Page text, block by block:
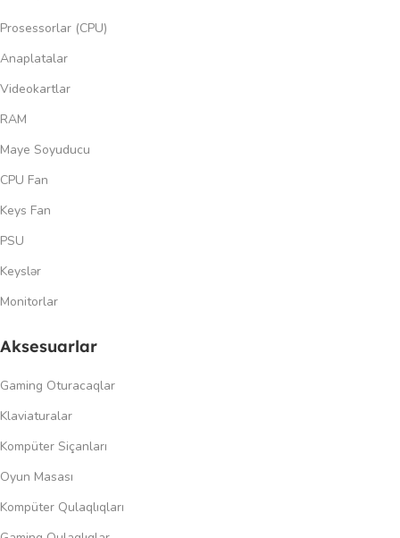
Prosessorlar (CPU)
Anaplatalar
Videokartlar
RAM
Maye Soyuducu
CPU Fan
Keys Fan
PSU
Keyslər
Monitorlar
Aksesuarlar
Gaming Oturacaqlar
Klaviaturalar
Kompüter Siçanları
Oyun Masası
Kompüter Qulaqlıqları